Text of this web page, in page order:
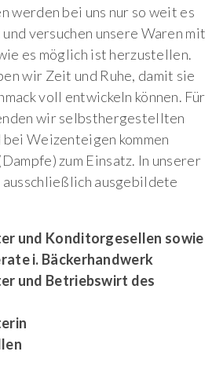
werden bei uns nur so weit es
versuchen unsere Waren mit
es möglich ist herzustellen.
wir Zeit und Ruhe, damit sie
voll entwickeln können. Für
wir selbsthergestellten
Weizenteigen kommen
zum Einsatz. In unserer
ausgebildete
und Konditorgesellen sowie
i. Bäckerhandwerk
und Betriebswirt des